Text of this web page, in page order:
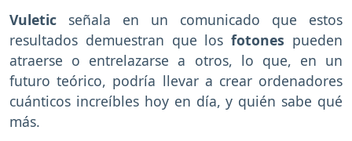
Vuletic señala en un comunicado que estos
resultados demuestran que losfotones pueden
atraerse o entrelazarse a otros, lo que, en un
futuro teórico, podría llevar a crear ordenadores
cuánticos increíbles hoy en día, y quién sabe qué
más.